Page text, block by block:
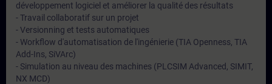
développement logiciel et améliorer la qualité des résultats
- Travail collaboratif sur un projet
- Versionning et tests automatiques
- Workflow d'automatisation de l'ingénierie (TIA Openness, TIA
Add-Ins, SiVArc)
- Simulation au niveau des machines (PLCSIM Advanced, SIMIT,
NX MCD)